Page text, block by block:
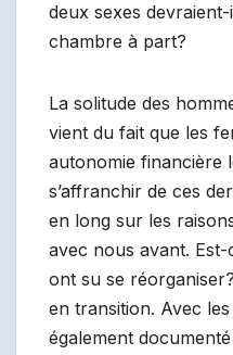
deux sexes
chambre à part?
La solitude des
vient du fait que les
autonomie financière
s’affranchir de ces
en long sur les
avec nous avant.
ont su se
en transition. Avec
également